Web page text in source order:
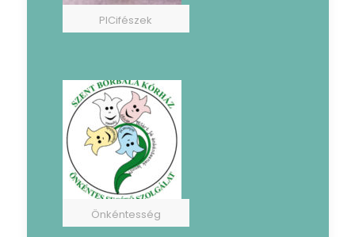
PICifészek
Önkéntesség